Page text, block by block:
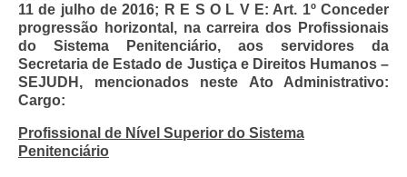
Notícias
Pautas Nacionais
Convênios
Fale Conosco
11 de julho de 2016; R E S O L V E: Art. 1º Conceder
progressão horizontal, na carreira dos Profissionais
do Sistema Penitenciário, aos servidores da
Secretaria de Estado de Justiça e Direitos Humanos –
SEJUDH, mencionados neste Ato Administrativo:
Cargo:
Profissional de Nível Superior do Sistema
Penitenciário